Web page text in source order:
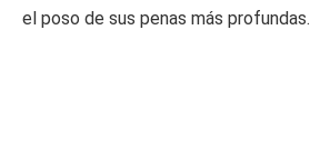
el poso de sus penas más profundas.